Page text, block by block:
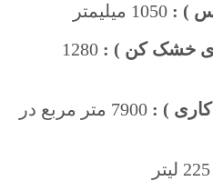
) : 1050 میلیمتر
خشک کن ) : 1280
) :
7900 متر مربع در
225 لیتر